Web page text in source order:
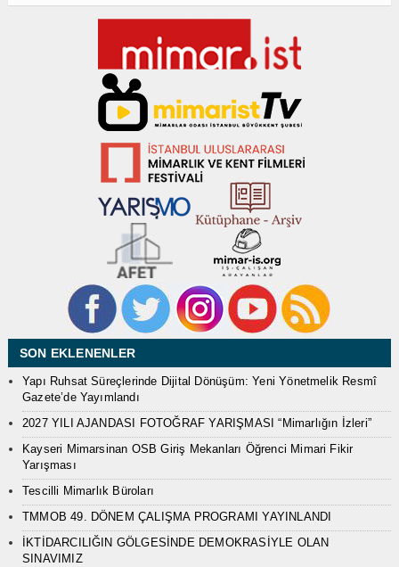
SON EKLENENLER
Yapı Ruhsat Süreçlerinde Dijital Dönüşüm: Yeni Yönetmelik Resmî
Gazete’de Yayımlandı
2027 YILI AJANDASI FOTOĞRAF YARIŞMASI “Mimarlığın İzleri”
Kayseri Mimarsinan OSB Giriş Mekanları Öğrenci Mimari Fikir
Yarışması
Tescilli Mimarlık Büroları
TMMOB 49. DÖNEM ÇALIŞMA PROGRAMI YAYINLANDI
İKTİDARCILIĞIN GÖLGESİNDE DEMOKRASİYLE OLAN
SINAVIMIZ